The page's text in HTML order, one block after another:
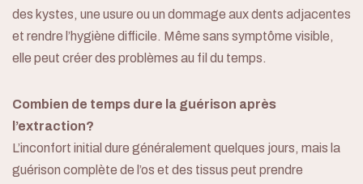
des kystes, une usure ou un dommage aux dents adjacentes
et rendre l’hygiène difficile. Même sans symptôme visible,
elle peut créer des problèmes au fil du temps.
Combien de temps dure la guérison après
l’extraction?
L’inconfort initial dure généralement quelques jours, mais la
guérison complète de l’os et des tissus peut prendre